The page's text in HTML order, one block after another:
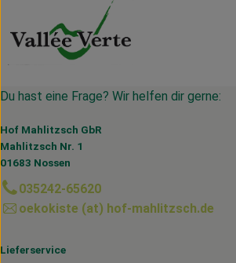
Du hast eine Frage? Wir helfen dir gerne:
Hof Mahlitzsch GbR
Mahlitzsch Nr. 1
01683 Nossen
035242-65620
oekokiste (at) hof-mahlitzsch.de
Lieferservice